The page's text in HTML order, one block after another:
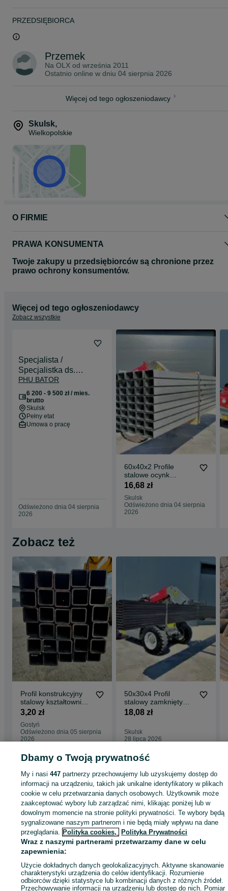
Inowrocławiem
Woj. Wielkopolskie, droga krajowa nr 25.
Umożliwiamy transport po całej Polsce.
PRZEDSIĘBIORCA
Przemek
Na OLX od września 2011
Ostatnio online w dniu 04 sierpnia 2026
Więcej od tego ogłoszeniodawcy
Skulsk,
Wielkopolskie
O FIRMIE
PRAWA KONSUMENTA
Twoje zakupy u przedsiębiorców są chronione przez
prawo ochrony konsumentów.
Więcej od tego ogłoszeniodawcy
Zobacz wszystkie
Specjalista /
Specjalistka ds.
administracyjno-
księgowych
PHU BATOR
6 200 - 9 500 zł / mies.
brutto
Skulsk
Pełny etat
Umowa o pracę
Odświeżono dnia 04 sierpnia
2026
60x40x2 Profile
stalowe ocynk
zamknięte rury łaty
ogrodzenie słupy
16,68 zł
Skulsk
Odświeżono dnia 04 sierpnia
2026
Zobacz też
Profil konstrukcyjny
stalowy kształtownik
rura kwadratowa 40 x
40 | 2–4 mm | 6 m |
3,20 zł/kg
3,20 zł
Gostyń
Odświeżono dnia 05 sierpnia
2026
50x30x4 Profil
stalowy zamknięty
rura profil brama
drzwi łaty płatwie
18,08 zł
Skulsk
28 lipca 2026
Strona główna Budowa i Remont Pozostałe
Pozostałe - Wielkopolskie
Pozostałe - Skulsk
KATEGORIA
ID:533155997 Wyświetlenia:
Zadzwoń / SMS Wyślij wiadomość
Dbamy o Twoją prywatność
My i nasi447 partnerzy przechowujemy lub uzyskujemy dostęp do
informacji na urządzeniu, takich jak unikalne identyfikatory w plikach
cookie w celu przetwarzania danych osobowych. Użytkownik może
zaakceptować wybory lub zarządzać nimi, klikając poniżej lub w
dowolnym momencie na stronie polityki prywatności. Te wybory będą
sygnalizowane naszym partnerom i nie będą miały wpływu na dane
przeglądania. Polityka cookies, Polityka Prywatności
Wraz z naszymi partnerami przetwarzamy dane w celu
zapewnienia:
Użycie dokładnych danych geolokalizacyjnych. Aktywne skanowanie
charakterystyki urządzenia do celów identyfikacji. Rozumienie
odbiorców dzięki statystyce lub kombinacji danych z różnych źródeł.
Przechowywanie informacji na urządzeniu lub dostęp do nich. Pomiar